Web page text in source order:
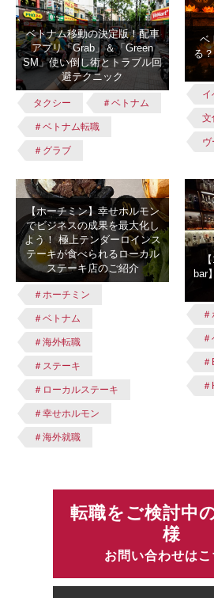
ベトナム移動の決定版！配車
アプリ「Grab」＆「Green
SM」使い倒し術とトラブル回
避テクニック
タクシー ＃ベトナム
＃ベトナム転職
＃グラブ
ベ
る
イ
文
ヴ
【ホーチミン】幸せホルモン
でビジネスの成果を最大化し
よう！ 極上テンダーロインス
テーキが食べられるローカル
ステーキ店のご紹介
＃ホーチミン
＃ベトナム
＃海外転職
＃ステーキ
＃ローカルステーキ
＃幸せホルモン
＃海外就職
bar
転職をご検討中
様
お問い合わせはこ